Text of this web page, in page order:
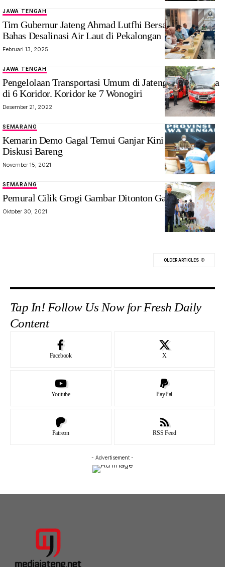
JAWA TENGAH
Tim Gubernur Jateng Ahmad Lutfhi Bersama Undip
Bahas Desalinasi Air Laut di Pekalongan
Februari 13, 2025
JAWA TENGAH
Pengelolaan Transportasi Umum di Jateng, 101 Armada
di 6 Koridor. Koridor ke 7 Wonogiri
Desember 21, 2022
SEMARANG
Kemarin Demo Gagal Temui Ganjar Kini Diundang
Diskusi Bareng
November 15, 2021
SEMARANG
Pemural Cilik Grogi Gambar Ditonton Ganjar
Oktober 30, 2021
OLDER ARTICLES
Tap In! Follow Us Now for Fresh Daily
Content
Facebook X
Youtube PayPal
Patreon RSS Feed
- Advertisement -